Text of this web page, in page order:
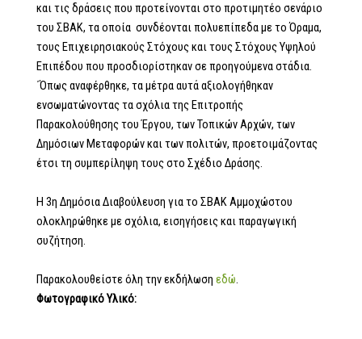
και τις δράσεις που προτείνονται στο προτιμητέο σενάριο
του ΣΒΑΚ, τα οποία συνδέονται πολυεπίπεδα με το Όραμα,
τους Επιχειρησιακούς Στόχους και τους Στόχους Υψηλού
Επιπέδου που προσδιορίστηκαν σε προηγούμενα στάδια.
΄Όπως αναφέρθηκε, τα μέτρα αυτά αξιολογήθηκαν
ενσωματώνοντας τα σχόλια της Επιτροπής
Παρακολούθησης του Έργου, των Τοπικών Αρχών, των
Δημόσιων Μεταφορών και των πολιτών, προετοιμάζοντας
έτσι τη συμπερίληψη τους στο Σχέδιο Δράσης.
Η 3η Δημόσια Διαβούλευση για το ΣΒΑΚ Αμμοχώστου
ολοκληρώθηκε με σχόλια, εισηγήσεις και παραγωγική
συζήτηση.
Παρακολουθείστε όλη την εκδήλωση εδώ.
Φωτογραφικό Υλικό: